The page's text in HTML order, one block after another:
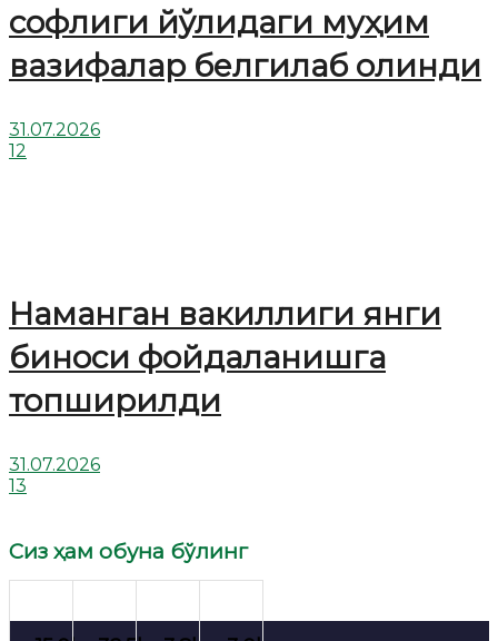
софлиги йўлидаги муҳим
вазифалар белгилаб олинди
31.07.2026
12
Наманган вакиллиги янги
биноси фойдаланишга
топширилди
31.07.2026
13
Сиз ҳам обуна бўлинг